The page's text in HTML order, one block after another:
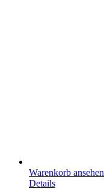
Warenkorb ansehen
Details